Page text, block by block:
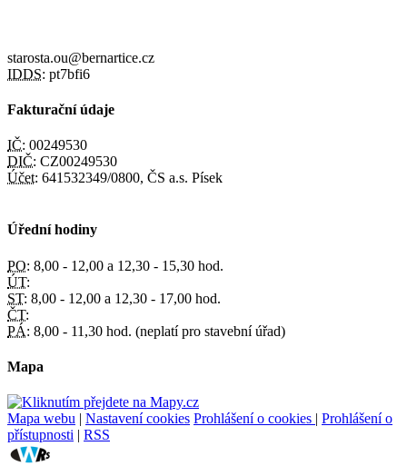
starosta.ou@bernartice.cz
IDDS: pt7bfi6
Fakturační údaje
IČ: 00249530
DIČ: CZ00249530
Účet: 641532349/0800, ČS a.s. Písek
Úřední hodiny
PO: 8,00 - 12,00 a 12,30 - 15,30 hod.
ÚT:
ST: 8,00 - 12,00 a 12,30 - 17,00 hod.
ČT:
PÁ: 8,00 - 11,30 hod. (neplatí pro stavební úřad)
Mapa
Mapa webu | Nastavení cookies Prohlášení o cookies | Prohlášení o
přístupnosti | RSS